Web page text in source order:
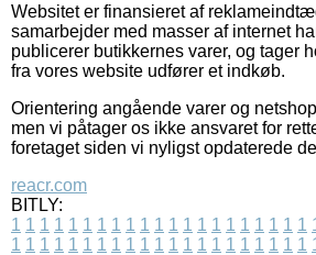
Websitet er finansieret af
samarbejder med masser af internet
publicerer butikkernes varer, og tager
fra vores website udfører et indkøb.
Orientering angående varer og
men vi påtager os ikke ansvaret for
foretaget siden vi nyligst opdaterede
reacr.com
BITLY:
1 1 1 1 1 1 1 1 1 1 1 1 1 1 1 1 1 1 1 1 1
1 1 1 1 1 1 1 1 1 1 1 1 1 1 1 1 1 1 1 1 1